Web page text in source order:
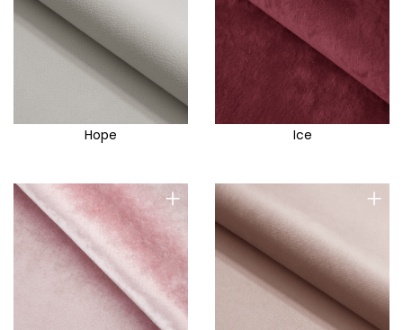
Hope Ice
+ +